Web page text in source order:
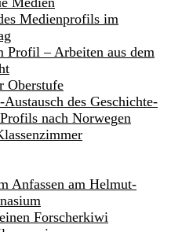
Medienprofils im
Profil – Arbeiten aus dem
Oberstufe
Austausch des Geschichte-
nach Norwegen
Anfassen am Helmut-
Forscherkiwi